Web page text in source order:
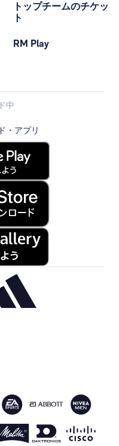
トップチームのチケッ
ト
RM Play
中
・アプリ